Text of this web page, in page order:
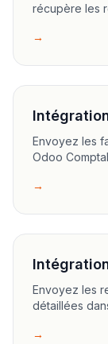
récupère les
→
Envoyez les
Odoo
→
Envoyez les
détaillées
→